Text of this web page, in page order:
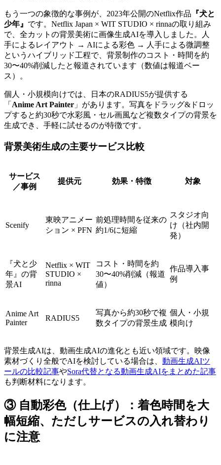
もう一つの象徴的な事例が、2023年公開のNetflix作品 『犬と
少年』 です。Netflix Japan × WIT STUDIO × rinnaの取り組み
で、全カットの背景美術に画像生成AIを導入しました。人
手によるレイアウト → AIによる彩色 → 人手による微調整
というハイブリッド工程で、背景制作のコスト・時間を約
30〜40%削減したと報道されています（数値は報道ベー
ス）。
個人・小規模向けでは、日本のRADIUS5が提供する
「 Anime Art Painter 」があります。写真をドラッグ&ドロッ
プすると約30秒で水彩風・セル画風など複数タイプの背景を
生成でき、手軽に試せるのが特徴です。
背景美術生成の主要サービス比較
サービス
／事例
提供元 効果・特徴 対象
Scenify
東映アニメー
ション × PFN
前処理時間を従来の
約1/6に短縮
スタジオ向
け（社内開
発）
『犬と少
年』の背
景AI
Netflix × WIT
STUDIO ×
rinna
コスト・時間を約
30〜40%削減（報道
値）
作品導入事
例
Anime Art
Painter
RADIUS5
写真から約30秒で複
数タイプの背景生成
個人・小規
模向け
背景生成AIは、動画生成AIの進化とも近い領域です。映像
素材づくり全般でAIを検討している場合は、 動画生成AIツ
ールの比較記事やSora代替となる動画生成AIをまとめた記事
も判断材料になります。
③ 自動彩色（仕上げ）：着色時間を大
幅短縮、ただしサービスの入れ替わり
に注意